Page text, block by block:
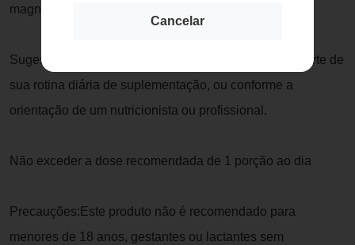
Cancelar
magnésio, fosfato dicálcico, esmalte farmacêutico
Sugestão de Uso:Consumir 2 tabletes ao dia como parte de
sua rotina diária de suplementação, ou conforme a
orientação de um nutricionista ou profissional.
Não exceder a dose recomendada de 1 porção ao dia
Precauções:Este produto não é recomendado para
menores de 18 anos, gestantes ou lactantes sem